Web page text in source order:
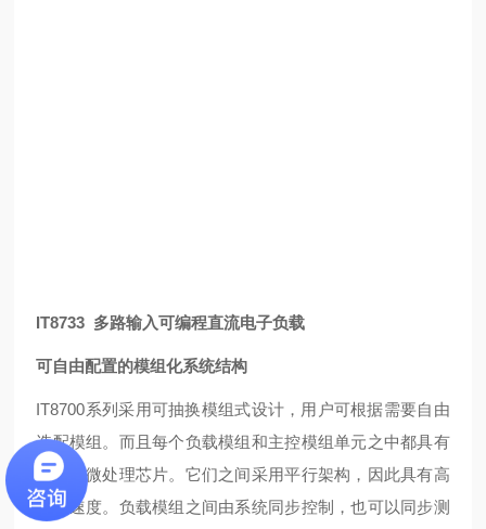
IT8733 多路输入可编程直流电子负载
可自由配置的模组化系统结构
IT8700系列采用可抽换模组式设计，用户可根据需要自由
选配模组。而且每个负载模组和主控模组单元之中都具有
高性能微处理芯片。它们之间采用平行架构，因此具有高
测试速度。负载模组之间由系统同步控制，也可以同步测